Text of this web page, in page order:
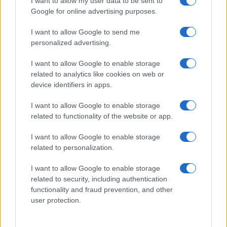
Google for online advertising purposes.
I want to allow Google to send me
personalized advertising.
I want to allow Google to enable storage
related to analytics like cookies on web or
device identifiers in apps.
I want to allow Google to enable storage
related to functionality of the website or app.
I want to allow Google to enable storage
related to personalization.
I want to allow Google to enable storage
related to security, including authentication
functionality and fraud prevention, and other
user protection.
Izklop elektrike: 425. Nadzorništvo Vuzenica - Območje
pred 1 uro
Izklop elektrike: 429. Nadzorništvo Ravne - Območje Prevalje
pred 1 uro
Izklop elektrike: 424. Nadzorništvo Vuzenica - Območje Orlice
Izklop elektrike: 428. Nadzorništvo Slovenj Gradec - Območje
Legen
Preberite tudi
Dopustniška drama: Policija pričakala letalo s Korošico po
pristanku